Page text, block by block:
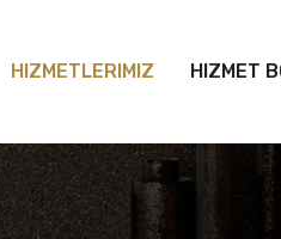
HIZMETLERIMIZ HIZMET